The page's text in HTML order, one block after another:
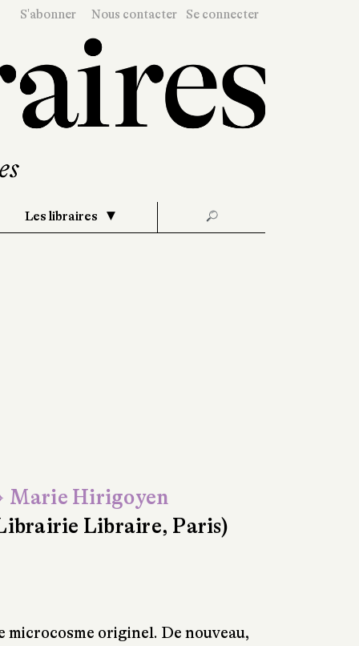
S'abonner Nous contacter Se connecter
Les libraires 🔎
Marie Hirigoyen
Libraire, Paris)
microcosme originel. De nouveau,